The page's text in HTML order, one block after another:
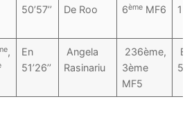
50’57’’ De Roo 6ème MF6
,
En
51’26’’
Angela
Rasinariu
236ème,
3ème
MF5
En